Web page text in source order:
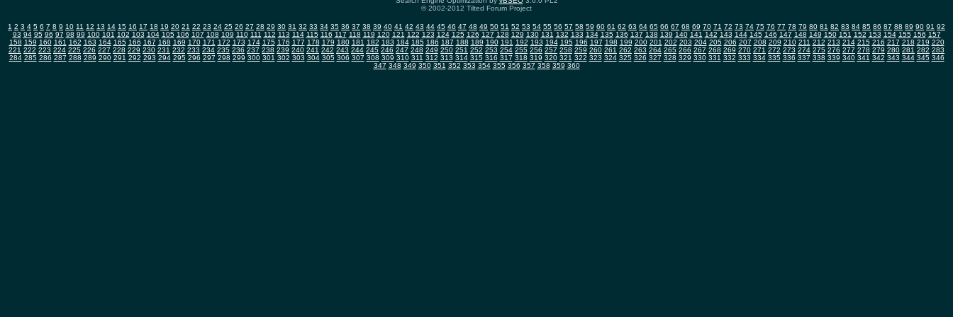
© 2002-2012 Tilted Forum Project
1 2 3 4 5 6 7 8 9 10 11 12 13 14 15 16 17 18 19 20 21 22 23 24 25 26 27 28 29 30 31 32 33 34 35 36 37 38 39 40 41 42 43 44 45 46 47 48 49 50 51 52 53 54 55 56 57 58 59 60 61 62 63 64 65 66 67 68 69 70 71 72 73 74 75 76 77 78 79 80 81 82 83 84 85 86 87 88 89 90 91 92
93 94 95 96 97 98 99 100 101 102 103 104 105 106 107 108 109 110 111 112 113 114 115 116 117 118 119 120 121 122 123 124 125 126 127 128 129 130 131 132 133 134 135 136 137 138 139 140 141 142 143 144 145 146 147 148 149 150 151 152 153 154 155 156 157
158 159 160 161 162 163 164 165 166 167 168 169 170 171 172 173 174 175 176 177 178 179 180 181 182 183 184 185 186 187 188 189 190 191 192 193 194 195 196 197 198 199 200 201 202 203 204 205 206 207 208 209 210 211 212 213 214 215 216 217 218 219 220
221 222 223 224 225 226 227 228 229 230 231 232 233 234 235 236 237 238 239 240 241 242 243 244 245 246 247 248 249 250 251 252 253 254 255 256 257 258 259 260 261 262 263 264 265 266 267 268 269 270 271 272 273 274 275 276 277 278 279 280 281 282 283
284 285 286 287 288 289 290 291 292 293 294 295 296 297 298 299 300 301 302 303 304 305 306 307 308 309 310 311 312 313 314 315 316 317 318 319 320 321 322 323 324 325 326 327 328 329 330 331 332 333 334 335 336 337 338 339 340 341 342 343 344 345 346
347 348 349 350 351 352 353 354 355 356 357 358 359 360